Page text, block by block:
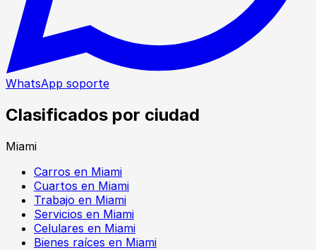
WhatsApp soporte
Clasificados por ciudad
Miami
Carros en Miami
Cuartos en Miami
Trabajo en Miami
Servicios en Miami
Celulares en Miami
Bienes raíces en Miami